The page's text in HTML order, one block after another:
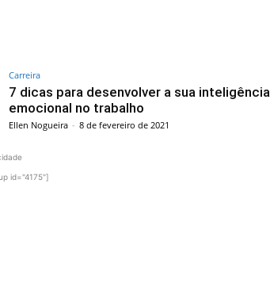
Carreira
7 dicas para desenvolver a sua inteligência
emocional no trabalho
Ellen Nogueira - 8 de fevereiro de 2021
id="4175"]